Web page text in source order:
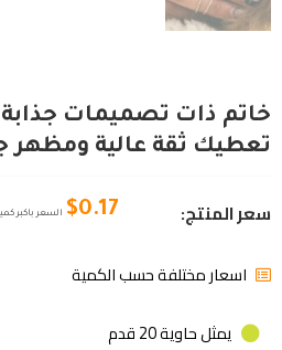
خاتم ذات تصميمات جذابة
تعطيك ثقة عالية ومظهر
سعر المنتج: $0.17 السعر باكبر
اسعار مختلفة حسب الكمية
يمثل حاوية 20 قدم